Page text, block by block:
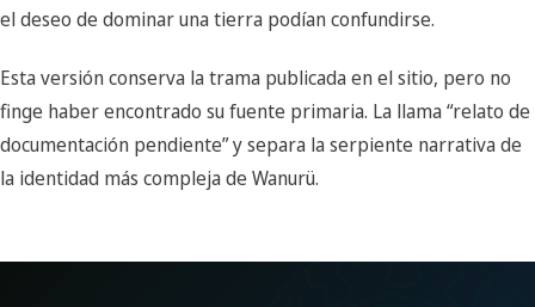
el deseo de dominar una tierra podían confundirse.
Esta versión conserva la trama publicada en el sitio, pero no
finge haber encontrado su fuente primaria. La llama “relato de
documentación pendiente” y separa la serpiente narrativa de
la identidad más compleja de Wanurü.